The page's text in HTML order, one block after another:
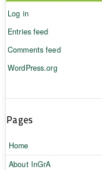
Log in
Entries feed
Comments feed
WordPress.org
Pages
Home
About InGrA